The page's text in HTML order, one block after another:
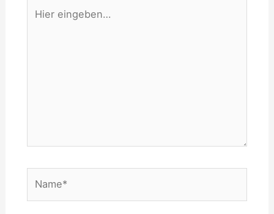
eingeben…